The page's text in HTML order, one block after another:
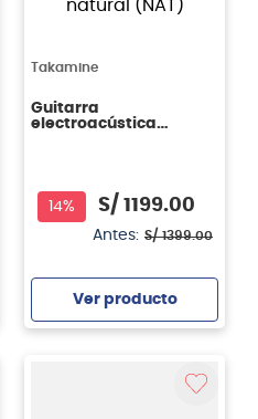
Takamine
Guitarra
electroacústica
14% S/ 1199.00
Antes: S/ 1399.00
Ver producto